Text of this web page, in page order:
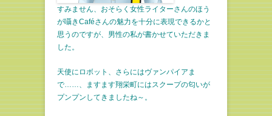
すみません、おそらく女性ライターさんのほう
が囁きCaféさんの魅力を十分に表現できるかと
思うのですが、男性の私が書かせていただきま
した。
天使にロボット、さらにはヴァンパイアま
で……、ますます翔栄町にはスクープの匂いが
プンプンしてきましたね～。